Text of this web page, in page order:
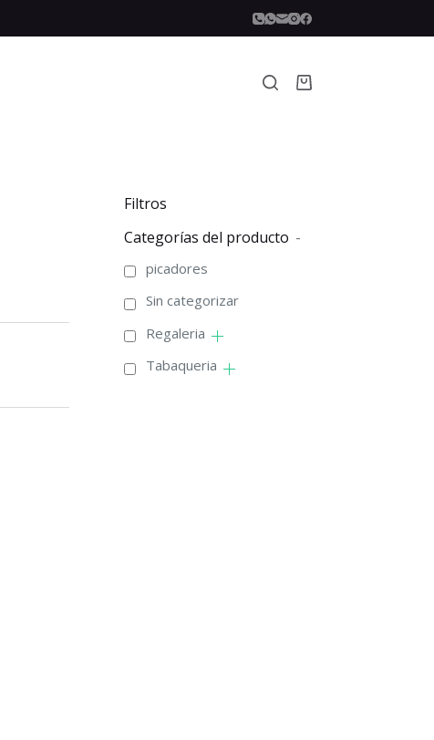
Carro
Filtros
Categorías del producto -
picadores
Sin categorizar
Regaleria
Tabaqueria